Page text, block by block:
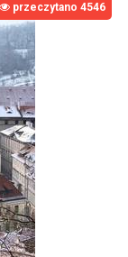
przeczytano 4546